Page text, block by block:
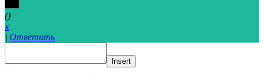
()
x
| Ответить
Insert